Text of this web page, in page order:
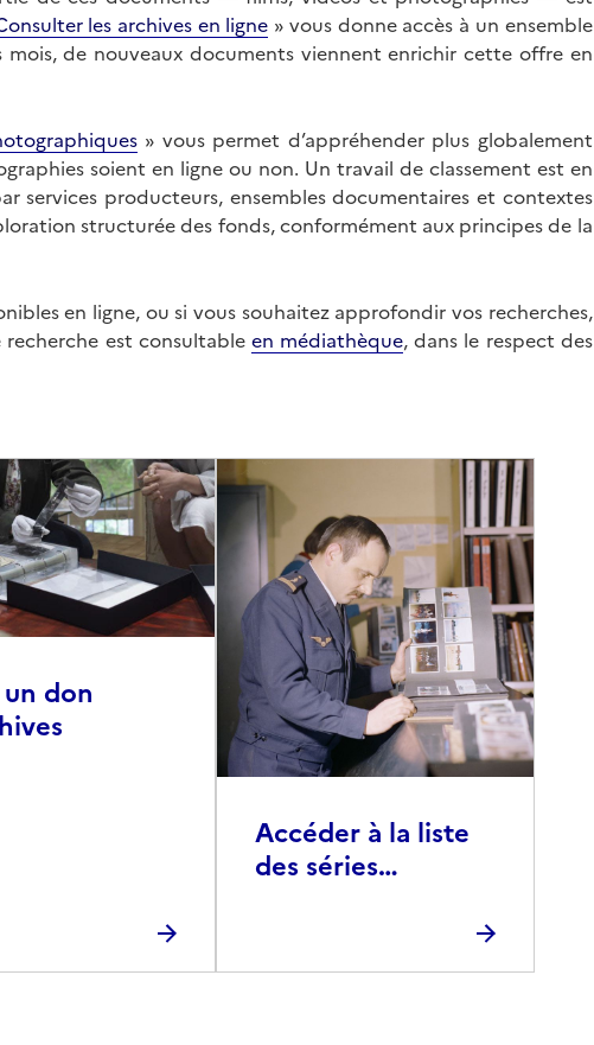
les archives en ligne » vous donne accès à un ensemble
mois, de nouveaux documents viennent enrichir cette offre en
» vous permet d’appréhender plus globalement
soient en ligne ou non. Un travail de classement est en
services producteurs, ensembles documentaires et contextes
structurée des fonds, conformément aux principes de la
en ligne, ou si vous souhaitez approfondir vos recherches,
recherche est consultable en médiathèque, dans le respect des
un don
Accéder à la liste
des séries